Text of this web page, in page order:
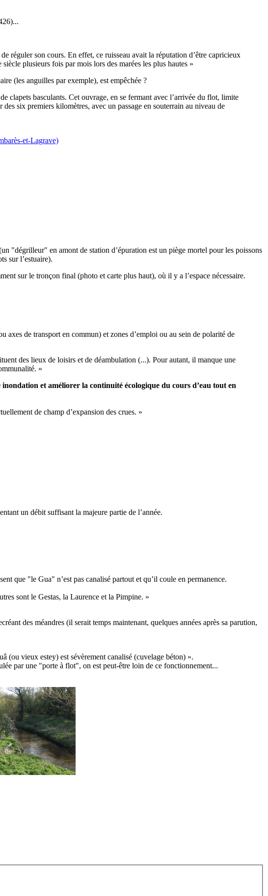
réguler son cours. En effet, ce ruisseau avait la réputation d’être capricieux
plusieurs fois par mois lors des marées les plus hautes »
(les anguilles par exemple), est empêchée ?
clapets basculants. Cet ouvrage, en se fermant avec l’arrivée du flot, limite
six premiers kilomètres, avec un passage en souterrain au niveau de
et-Lagrave)
"dégrilleur" en amont de station d’épuration est un piège mortel pour les poissons
sur l’estuaire).
sur le tronçon final (photo et carte plus haut), où il y a l’espace nécessaire.
axes de transport en commun) et zones d’emploi ou au sein de polarité de
des lieux de loisirs et de déambulation (...). Pour autant, il manque une
»
et améliorer la continuité écologique du cours d’eau tout en
de champ d’expansion des crues. »
un débit suffisant la majeure partie de l’année.
que "le Gua" n’est pas canalisé partout et qu’il coule en permanence.
sont le Gestas, la Laurence et la Pimpine. »
des méandres (il serait temps maintenant, quelques années après sa parution,
(ou vieux estey) est sévèrement canalisé (cuvelage béton) ».
par une "porte à flot", on est peut-être loin de ce fonctionnement...